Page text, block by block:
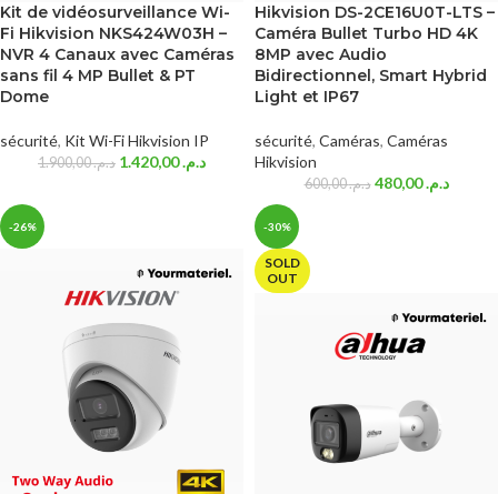
Kit de vidéosurveillance Wi-
Fi Hikvision NKS424W03H –
NVR 4 Canaux avec Caméras
sans fil 4 MP Bullet & PT
Dome
sécurité, Kit Wi-Fi Hikvision IP
د.م.1.900,00 د.م.1.420,00
Hikvision DS-2CE16U0T-LTS –
Caméra Bullet Turbo HD 4K
8MP avec Audio
Bidirectionnel, Smart Hybrid
Light et IP67
sécurité, Caméras, Caméras
Hikvision
د.م.600,00 د.م.480,00
-26% -30%
SOLD
OUT